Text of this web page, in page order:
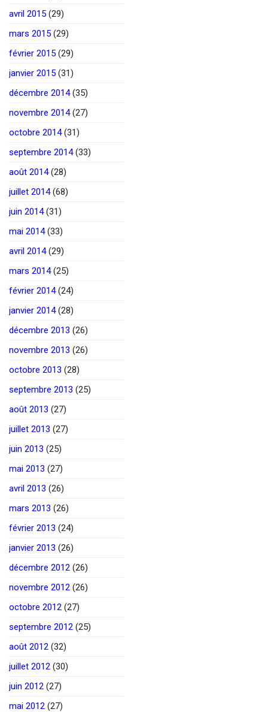
avril 2015 (29)
mars 2015 (29)
février 2015 (29)
janvier 2015 (31)
décembre 2014(35)
novembre 2014(27)
octobre 2014(31)
septembre 2014(33)
août 2014(28)
juillet 2014(68)
juin 2014(31)
mai 2014(33)
avril 2014(29)
mars 2014(25)
février 2014(24)
janvier 2014(28)
décembre 2013 (26)
novembre 2013 (26)
octobre 2013 (28)
septembre 2013 (25)
août 2013 (27)
juillet 2013 (27)
juin 2013 (25)
mai 2013 (27)
avril 2013 (26)
mars 2013 (26)
février 2013 (24)
janvier 2013 (26)
décembre 2012 (26)
novembre 2012 (26)
octobre 2012 (27)
septembre 2012 (25)
août 2012 (32)
juillet 2012 (30)
juin 2012 (27)
mai 2012 (27)